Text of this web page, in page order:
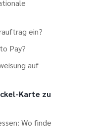
ein?
Pay?
auf
Karte zu
Wo finde